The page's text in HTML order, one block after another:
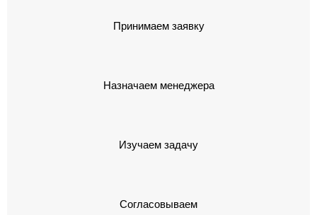
Принимаем заявку
Назначаем менеджера
Изучаем задачу
Согласовываем